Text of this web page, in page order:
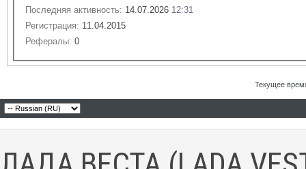
Последняя активность: 14.07.2026 12:31
Регистрация: 11.04.2015
Рефералы: 0
Текущее